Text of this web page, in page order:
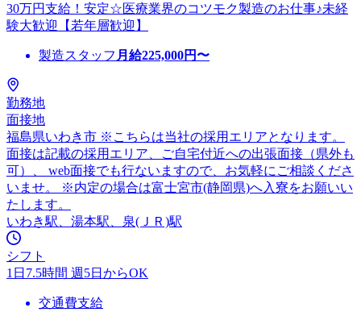
30万円支給！安定☆医療業界のコツモク製造のお仕事♪未経
験大歓迎【若年層歓迎】
製造スタッフ 月給225,000円〜
勤務地
面接地
福島県いわき市 ※こちらは当社の採用エリアとなります。
面接は記載の採用エリア、ご自宅付近への出張面接（県外も
可）、 web面接でも行ないますので、お気軽にご相談くださ
いませ。 ※内定の場合は富士宮市(静岡県)へ入寮をお願いい
たします。
いわき駅、湯本駅、泉(ＪＲ)駅
シフト
1日7.5時間 週5日からOK
交通費支給